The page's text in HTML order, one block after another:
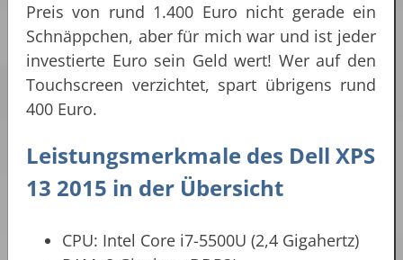
Preis von rund 1.400 Euro nicht gerade ein
Schnäppchen, aber für mich war und ist jeder
investierte Euro sein Geld wert! Wer auf den
Touchscreen verzichtet, spart übrigens rund
400 Euro.
Leistungsmerkmale des Dell XPS
13 2015 in der Übersicht
CPU: Intel Core i7-5500U (2,4 Gigahertz)